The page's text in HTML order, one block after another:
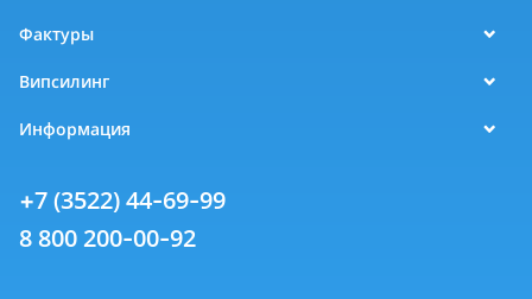
Фактуры
Випсилинг
Информация
+7 (3522) 44-69-99
8 800 200-00-92